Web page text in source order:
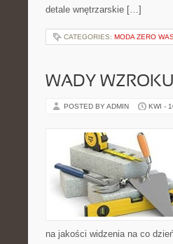
detale wnętrzarskie […]
CATEGORIES: MODA ZERO
WADY
POSTED BY ADMIN KWI -
na jakości widzenia na co